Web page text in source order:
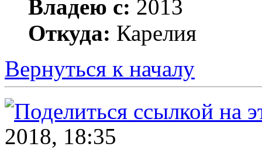
Владею с: 2013
Откуда: Карелия
Вернуться к началу
2018, 18:35